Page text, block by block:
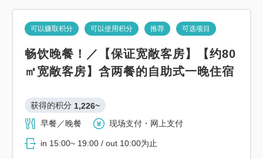
可以赚取积分 可以使用积分 推荐 可选项目
畅饮晚餐！／【保证宽敞客房】【约80
㎡宽敞客房】含两餐的自助式一晚住宿
获得的积分 1,226~
早餐／晚餐
现场支付・网上支付
in 15:00~ 19:00 / out 10:00为止